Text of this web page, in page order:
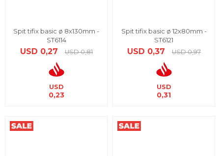
Spit tifix basic ø 8x130mm -
ST6114
USD 0,27 USD 0,81
USD
0,23
Spit tifix basic ø 12x80mm -
ST6121
USD 0,37 USD 0,97
USD
0,31